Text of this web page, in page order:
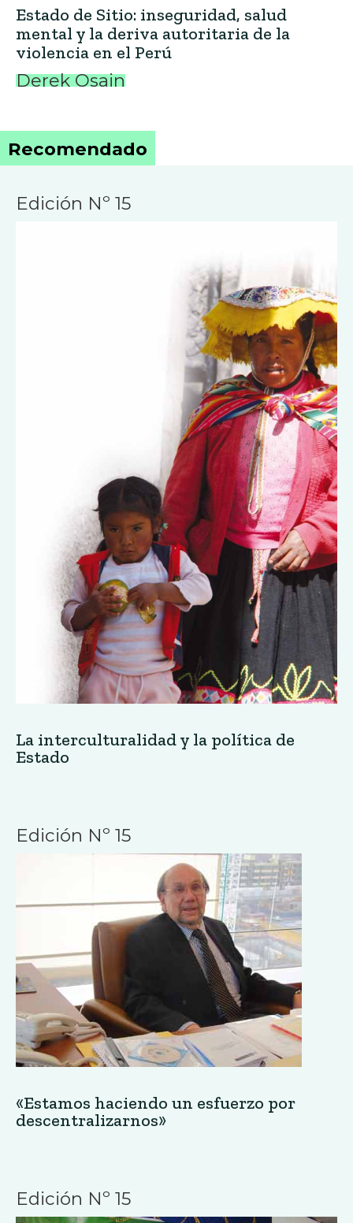
Estado de Sitio: inseguridad, salud
mental y la deriva autoritaria de la
violencia en el Perú
Derek Osain
Recomendado
Edición Nº 15
La interculturalidad y la política de
Estado
Edición Nº 15
«Estamos haciendo un esfuerzo por
descentralizarnos»
Edición Nº 15